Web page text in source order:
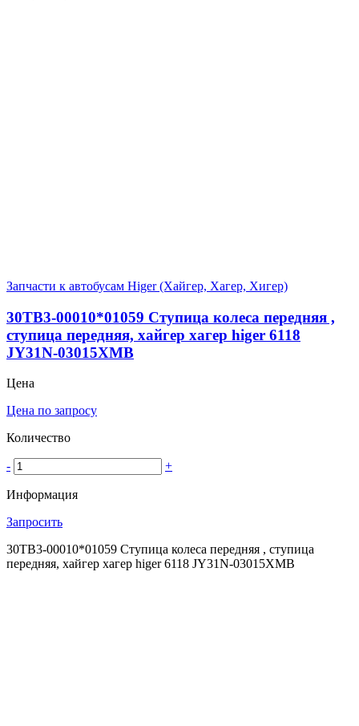
Запчасти к автобусам Higer (Хайгер, Хагер, Хигер)
30TB3-00010*01059 Ступица колеса передняя ,
ступица передняя, хайгер хагер higer 6118
JY31N-03015XMB
Цена
Цена по запросу
Количество
- +
Информация
Запросить
30TB3-00010*01059 Ступица колеса передняя , ступица
передняя, хайгер хагер higer 6118 JY31N-03015XMB